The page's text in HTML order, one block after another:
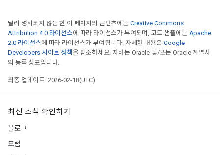
달리 명시되지 않는 한 이 페이지의 콘텐츠에는 Creative Commons
Attribution 4.0 라이선스에 따라 라이선스가 부여되며, 코드 샘플에는 Apache
2.0 라이선스에 따라 라이선스가 부여됩니다. 자세한 내용은 Google
Developers 사이트 정책을 참조하세요. 자바는 Oracle 및/또는 Oracle 계열사
의 등록 상표입니다.
최종 업데이트: 2026-02-18(UTC)
최신 소식 확인하기
블로그
포럼